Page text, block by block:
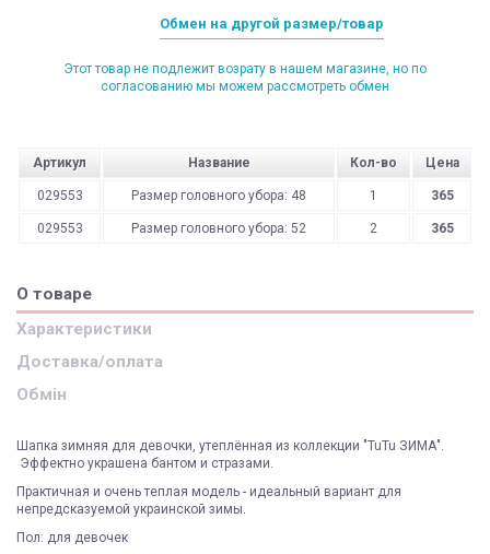
Обмен на другой размер/товар
Этот товар не подлежит возрату в нашем магазине, но по
согласованию мы можем рассмотреть обмен
Артикул Название Кол-во Цена
029553 Размер головного убора: 48 1 365
029553 Размер головного убора: 52 2 365
О товаре
Характеристики
Доставка/оплата
Обмін
Шапка зимняя для девочки, утеплённая из коллекции "TuTu ЗИМА".
Эффектно украшена бантом и стразами.
Практичная и очень теплая модель - идеальный вариант для
непредсказуемой украинской зимы.
Пол: для девочек